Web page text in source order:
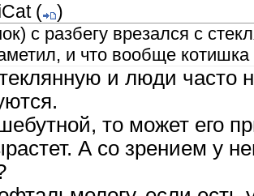
(
)
с разбегу врезался с
и что вообще
и люди часто
то может его
А со зрением у